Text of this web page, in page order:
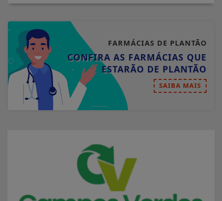
FARMÁCIAS DE PLANTÃO
CONFIRA AS FARMÁCIAS QUE
ESTARÃO DE PLANTÃO
SAIBA MAIS